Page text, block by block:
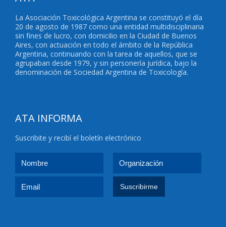
La Asociación Toxicológica Argentina se constituyó el día
20 de agosto de 1987 como una entidad multidisciplinaria
sin fines de lucro, con domicilio en la Ciudad de Buenos
Aires, con actuación en todo el ámbito de la República
Argentina, continuando con la tarea de aquellos, que se
agrupaban desde 1979, y sin personería jurídica, bajo la
denominación de Sociedad Argentina de Toxicología.
ATA INFORMA
Suscribite y recibí el boletín electrónico